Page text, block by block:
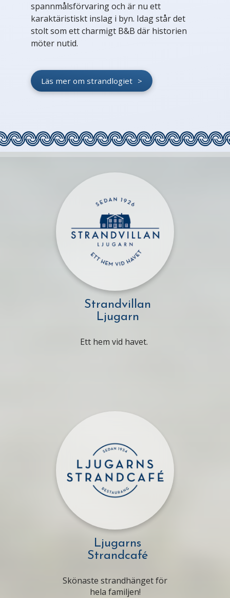
spannmålsförvaring och är nu ett
karaktäristiskt inslag i byn. Idag står det
stolt som ett charmigt B&B där historien
möter nutid.
Läs mer om strandlogiet
Strandvillan
Ljugarn
Ett hem vid havet.
Ljugarns
Strandcafé
Skönaste strandhänget för
hela familjen!